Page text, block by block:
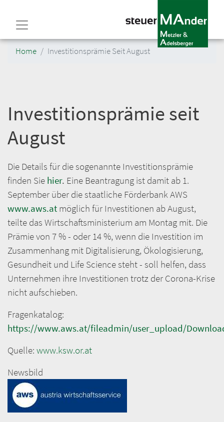
zum
Home Investitionsprämie Seit August
Investitionsprämie seit
August
Die Details für die sogenannte Investitionsprämie
finden Sie hier. Eine Beantragung ist damit ab 1.
September über die staatliche Förderbank AWS
www.aws.at möglich für Investitionen ab August,
teilte das Wirtschaftsministerium am Montag mit. Die
Prämie von 7 % - oder 14 %, wenn die Investition im
Zusammenhang mit Digitalisierung, Ökologisierung,
Gesundheit und Life Science steht - soll helfen, dass
Unternehmen ihre Investitionen trotz der Corona-Krise
nicht aufschieben.
Fragenkatalog:
https://www.aws.at/fileadmin/user_upload/
Quelle: www.ksw.or.at
Newsbild